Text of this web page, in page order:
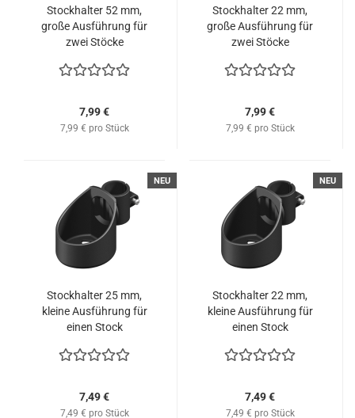
Stockhalter 52 mm,
große Ausführung für
zwei Stöcke
7,99 €
7,99 € pro Stück
Stockhalter 22 mm,
große Ausführung für
zwei Stöcke
7,99 €
7,99 € pro Stück
NEU
Stockhalter 25 mm,
kleine Ausführung für
einen Stock
7,49 €
7,49 € pro Stück
NEU
Stockhalter 22 mm,
kleine Ausführung für
einen Stock
7,49 €
7,49 € pro Stück